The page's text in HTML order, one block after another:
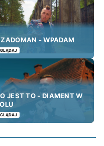
- WPADAM
JEST TO - DIAMENT W